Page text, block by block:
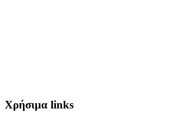
Χρήσιμα links